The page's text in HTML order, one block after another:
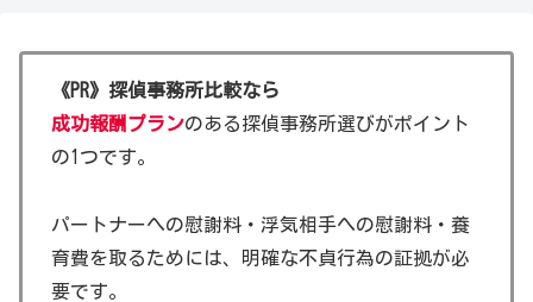
《PR》探偵事務所比較なら
成功報酬プランのある探偵事務所選びがポイント
の1つです。
パートナーへの慰謝料・浮気相手への慰謝料・養
育費を取るためには、明確な不貞行為の証拠が必
要です。